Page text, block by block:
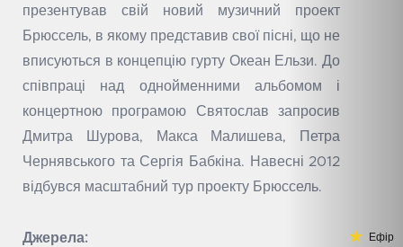
презентував свій новий музичний проект
Брюссель, в якому представив свої пісні, що не
вписуються в концепцію гурту Океан Ельзи. До
співпраці над однойменними альбомом і
концертною програмою Святослав запросив
Дмитра Шурова, Макса Малишева, Петра
Чернявського та Сергія Бабкіна. Навесні 2012
відбувся масштабний тур проекту Брюссель.
Джерела:
Ефір